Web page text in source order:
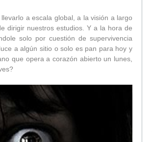
a escala global, a la visión a largo
dirigir nuestros estudios. Y a la hora de
solo por cuestión de supervivencia
a algún sitio o solo es pan para hoy y
que opera a corazón abierto un lunes,